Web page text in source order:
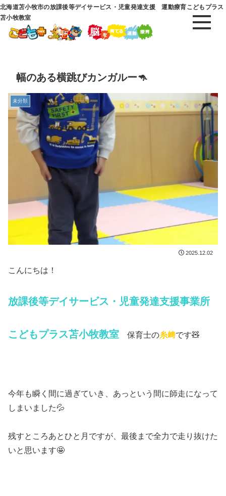
北海道苫小牧市の放課後等デイサービス・児童発達支援 運動療育こどもプラス
苫小牧教室
幅のある横跳びカンガルー🦘
未分類
2025.12.02
こんにちは！
放課後等デイサービス・児童発達支援事業所
こどもプラス苫小牧教室 保育士の糸﨑です🧸
今年も瞬く間に過ぎていき、あっという間に師走になって
しまいました💦
残すところあとひと月ですが、最後まで全力で走り抜けた
いと思います🤩